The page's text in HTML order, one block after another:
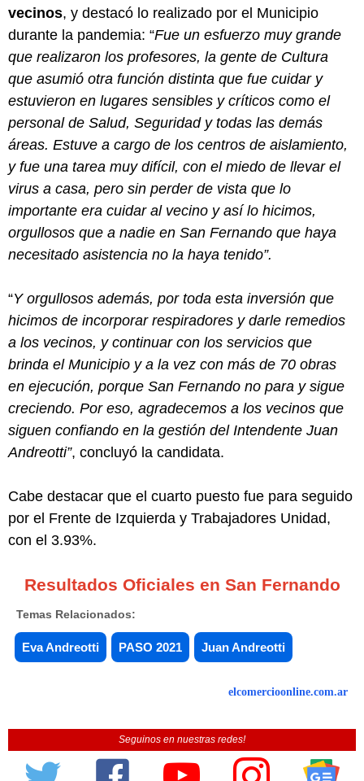
vecinos, y destacó lo realizado por el Municipio
durante la pandemia: “Fue un esfuerzo muy grande
que realizaron los profesores, la gente de Cultura
que asumió otra función distinta que fue cuidar y
estuvieron en lugares sensibles y críticos como el
personal de Salud, Seguridad y todas las demás
áreas. Estuve a cargo de los centros de aislamiento,
y fue una tarea muy difícil, con el miedo de llevar el
virus a casa, pero sin perder de vista que lo
importante era cuidar al vecino y así lo hicimos,
orgullosos que a nadie en San Fernando que haya
necesitado asistencia no la haya tenido”.
“Y orgullosos además, por toda esta inversión que
hicimos de incorporar respiradores y darle remedios
a los vecinos, y continuar con los servicios que
brinda el Municipio y a la vez con más de 70 obras
en ejecución, porque San Fernando no para y sigue
creciendo. Por eso, agradecemos a los vecinos que
siguen confiando en la gestión del Intendente Juan
Andreotti”, concluyó la candidata.
Cabe destacar que el cuarto puesto fue para seguido
por el Frente de Izquierda y Trabajadores Unidad,
con el 3.93%.
Resultados Oficiales en San Fernando
Temas Relacionados:
Eva Andreotti PASO 2021 Juan Andreotti
elcomercioonline.com.ar
Seguinos en nuestras redes!